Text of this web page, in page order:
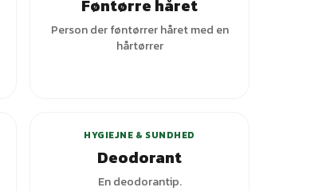
Føntørre håret
Person der føntørrer håret med en
hårtørrer
HYGIEJNE & SUNDHED
Deodorant
En deodorantip.